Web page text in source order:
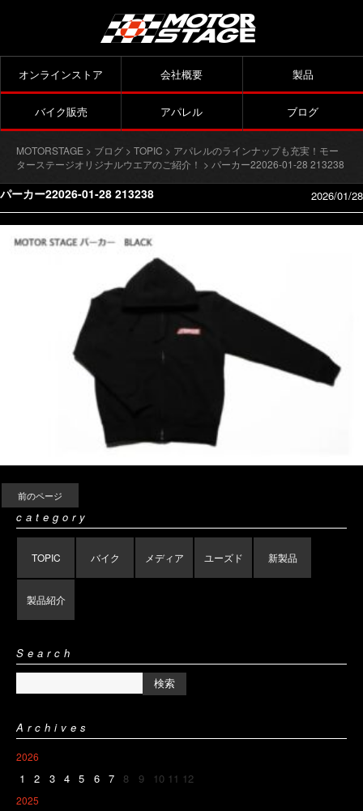
オンラインストア 会社概要 製品
バイク販売 アパレル ブログ
MOTORSTAGE > ブログ > TOPIC > アパレルのラインナップも充実！モー
ターステージオリジナルウエアのご紹介！ > パーカー22026-01-28 213238
パーカー22026-01-28 213238 2026/01/28
前のページ
category
TOPIC バイク メディア ユーズド 新製品
製品紹介
Search
Archives
2026
1 2 3 4 5 6 7 8 9 10 11 12
2025